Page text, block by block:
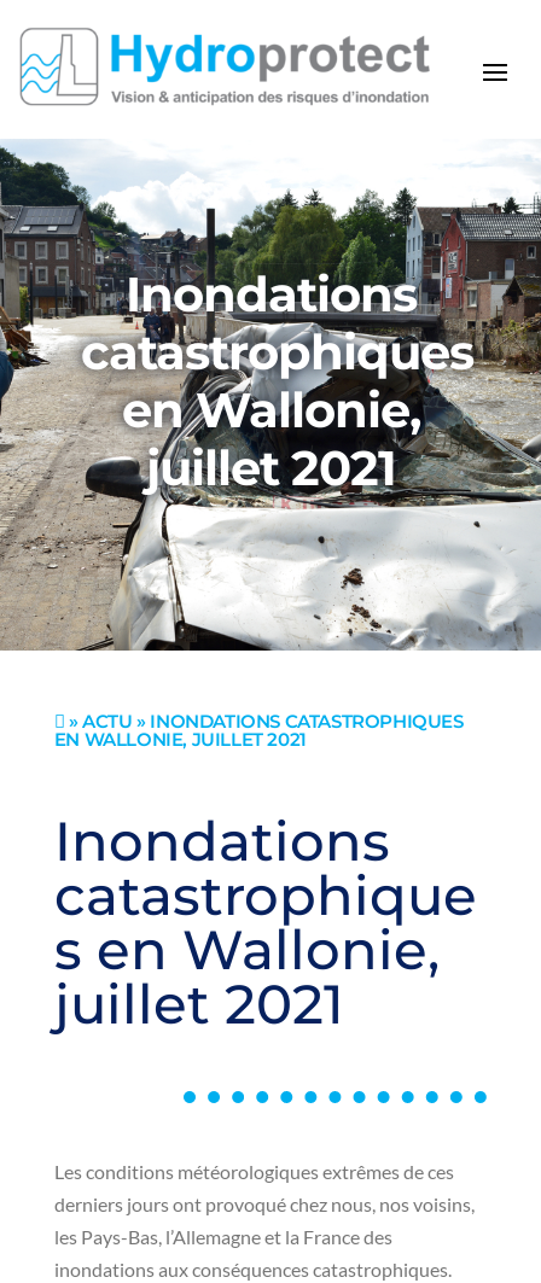
Inondations
catastrophiques
en Wallonie,
juillet 2021
 »ACTU » INONDATIONS CATASTROPHIQUES
EN WALLONIE, JUILLET 2021
Inondations
catastrophique
s en Wallonie,
juillet 2021
Les conditions météorologiques extrêmes de ces
derniers jours ont provoqué chez nous, nos voisins,
les Pays-Bas, l’Allemagne et la France des
inondations aux conséquences catastrophiques.